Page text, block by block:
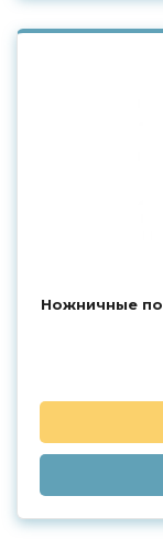
Ножничные